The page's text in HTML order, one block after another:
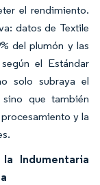
el rendimiento.
datos de Textile
del plumón y las
el Estándar
solo subraya el
que también
y la
Indumentaria